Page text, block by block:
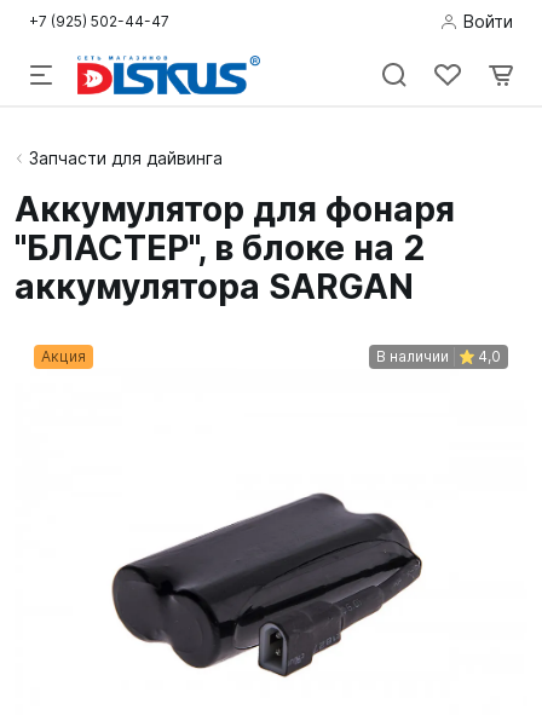
+7 (925) 502-44-47 Войти
Подводная
Дайвинг
Снорклинг /
сёрфинг
Подарочные
Запчасти для дайвинга
Аккумулятор для фонаря
"БЛАСТЕР", в блоке на 2
аккумулятора SARGAN
Акция В наличии 4,0